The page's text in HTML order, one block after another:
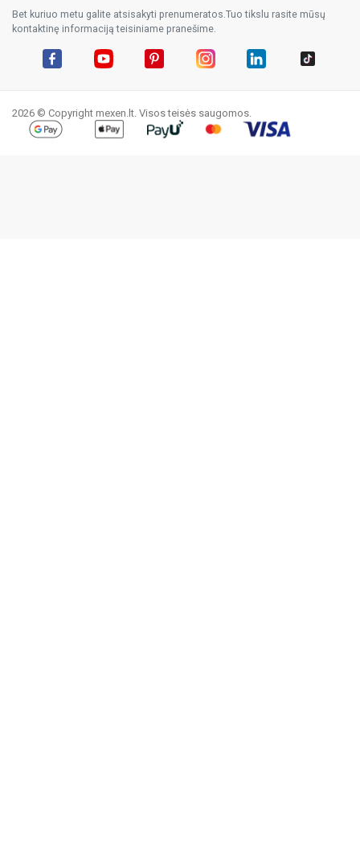
Bet kuriuo metu galite atsisakyti prenumeratos.Tuo tikslu rasite mūsų
kontaktinę informaciją teisiniame pranešime.
2026 © Copyright mexen.lt. Visos teisės saugomos.